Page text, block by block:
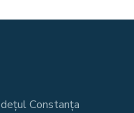
Constanța